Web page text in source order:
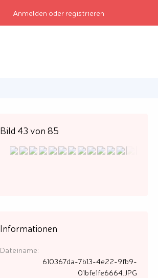
Anmelden oder registrieren
Bild 43 von 85
Informationen
Dateiname
610367da-7b13-4e22-9fb9-
01bfe1fe6664.JPG